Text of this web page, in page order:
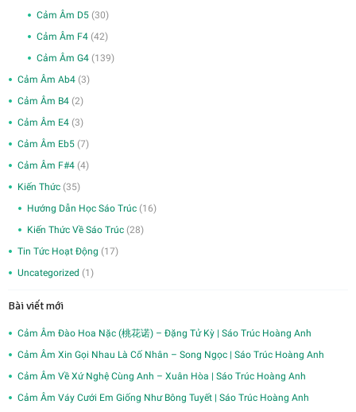
Cảm Âm D5 (30)
Cảm Âm F4 (42)
Cảm Âm G4 (139)
Cảm Âm Ab4 (3)
Cảm Âm B4 (2)
Cảm Âm E4 (3)
Cảm Âm Eb5 (7)
Cảm Âm F#4 (4)
Kiến Thức (35)
Hướng Dẫn Học Sáo Trúc (16)
Kiến Thức Về Sáo Trúc (28)
Tin Tức Hoạt Động (17)
Uncategorized (1)
Bài viết mới
Cảm Âm Đào Hoa Nặc (桃花诺) – Đặng Tử Kỳ | Sáo Trúc Hoàng Anh
Cảm Âm Xin Gọi Nhau Là Cố Nhân – Song Ngọc | Sáo Trúc Hoàng Anh
Cảm Âm Về Xứ Nghệ Cùng Anh – Xuân Hòa | Sáo Trúc Hoàng Anh
Cảm Âm Váy Cưới Em Giống Như Bông Tuyết | Sáo Trúc Hoàng Anh